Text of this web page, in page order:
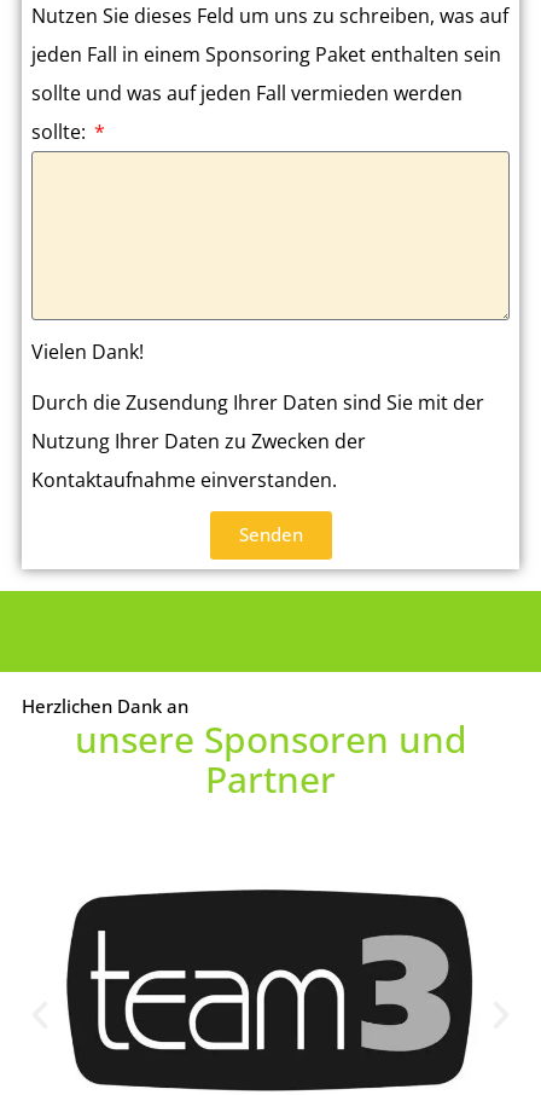
Nutzen Sie dieses Feld um uns zu schreiben, was auf
jeden Fall in einem Sponsoring Paket enthalten sein
sollte und was auf jeden Fall vermieden werden
sollte:
Vielen Dank!
Durch die Zusendung Ihrer Daten sind Sie mit der
Nutzung Ihrer Daten zu Zwecken der
Kontaktaufnahme einverstanden.
Senden
Herzlichen Dank an
unsere Sponsoren und
Partner